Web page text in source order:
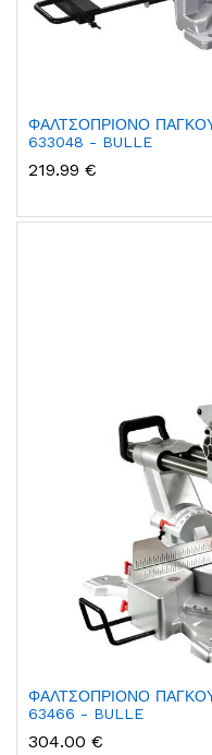
ΦΑΛΤΣΟΠΡΙΟΝΟ
633048 - BULLE
219.99 €
ΦΑΛΤΣΟΠΡΙΟΝΟ
63466 - BULLE
304.00 €